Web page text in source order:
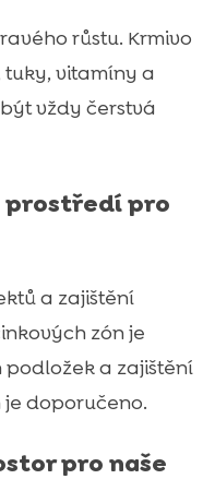
růstu. Krmivo
vitamíny a
vždy čerstvá
pro
a zajištění
zón je
a zajištění
doporučeno.
pro naše